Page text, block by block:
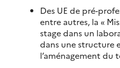
Des UE de pré-
entre autres, la «
stage dans un
dans une structure
l’aménagement du